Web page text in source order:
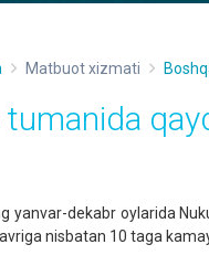
Matbuot xizmati
tumanida
yanvar-dekabr oylarida
nisbatan 10 taga